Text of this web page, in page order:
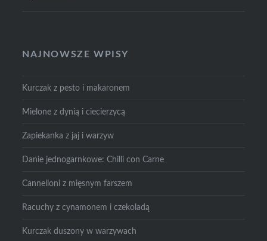
NAJNOWSZE WPISY
Kurczak z pesto i makaronem
Mielone z dynią i ciecierzycą
Zapiekanka z jaj i warzyw
Danie jednogarnkowe: Chilli con Carne
Cannelloni z mięsnym farszem
Racuchy z cynamonem i czekoladą
Kurczak duszony w warzywach